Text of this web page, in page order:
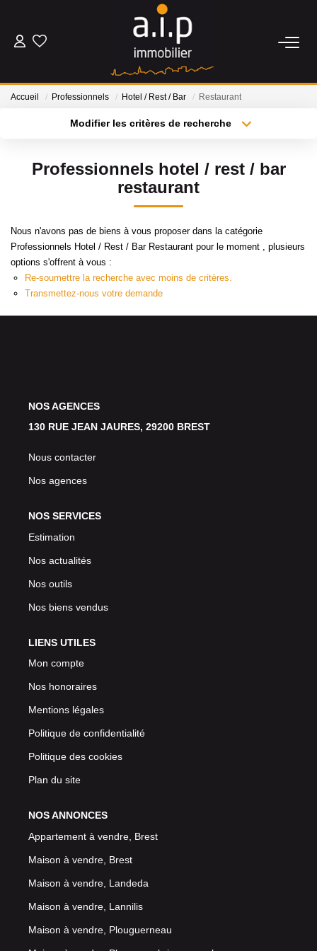
ACHETER
NOS AGENCES
Qui Sommes Nous
Nos Actualités
Accueil Professionnels Hotel / Rest / Bar Restaurant
Modifier les critères de recherche
Type de bien
Surface min
Créer une alerte
Professionnels hotel / rest / bar
restaurant
Nous n'avons pas de biens à vous proposer dans la catégorie
Professionnels Hotel / Rest / Bar Restaurant pour le moment , plusieurs
options s'offrent à vous :
Re-soumettre la recherche avec moins de critères.
Transmettez-nous votre demande
NOS AGENCES
130 RUE JEAN JAURES, 29200 BREST
Nous contacter
Nos agences
NOS SERVICES
Estimation
Nos actualités
Nos outils
Nos biens vendus
LIENS UTILES
Mon compte
Nos honoraires
Mentions légales
Politique de confidentialité
Politique des cookies
Plan du site
NOS ANNONCES
Appartement à vendre, Brest
Maison à vendre, Brest
Maison à vendre, Landeda
Maison à vendre, Lannilis
Maison à vendre, Plouguerneau